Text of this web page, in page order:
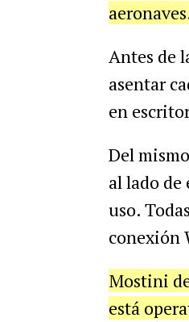
Antes de
asentar
en
Del
al lado de
uso.
conexión
Mostini
está